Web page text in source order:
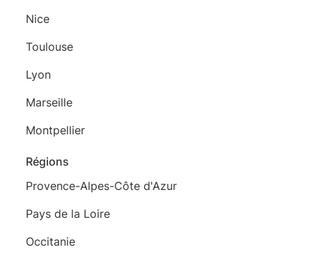
Nice
Toulouse
Lyon
Marseille
Montpellier
Régions
Provence-Alpes-Côte d'Azur
Pays de la Loire
Occitanie